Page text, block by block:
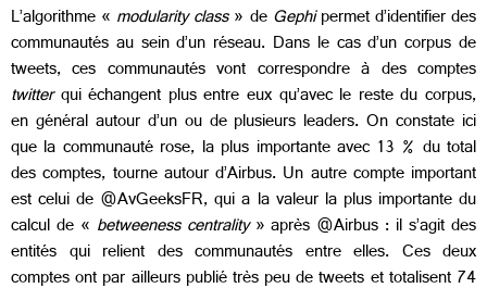
L’algorithme « modularity class» deGephipermet d’identifier des
communautés au sein d’un réseau. Dans le cas d’un corpus de
tweets, ces communautés vont correspondre à des comptes
twitterqui échangent plus entre eux qu’avec le reste du corpus,
en général autour d’un ou de plusieurs leaders. On constate ici
que la communauté rose, la plus importante avec 13 % du total
des comptes, tourne autour d’Airbus. Un autre compte important
est celui de @AvGeeksFR, qui a la valeur la plus importante du
calcul de « betweeness centrality» après @Airbus : il s’agit des
entités qui relient des communautés entre elles. Ces deux
comptes ont par ailleurs publié très peu de tweets et totalisent 74